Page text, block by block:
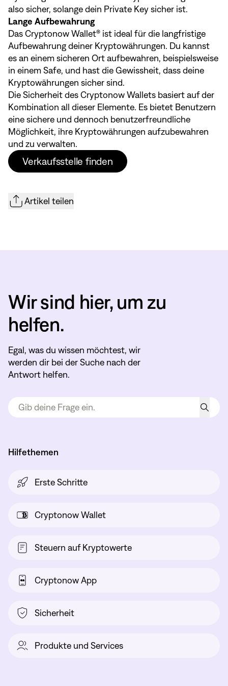
also sicher, solange dein Private Key sicher ist.
Lange Aufbewahrung
Das Cryptonow Wallet® ist ideal für die langfristige
Aufbewahrung deiner Kryptowährungen. Du kannst
es an einem sicheren Ort aufbewahren, beispielsweise
in einem Safe, und hast die Gewissheit, dass deine
Kryptowährungen sicher sind.
Die Sicherheit des Cryptonow Wallets basiert auf der
Kombination all dieser Elemente. Es bietet Benutzern
eine sichere und dennoch benutzerfreundliche
Möglichkeit, ihre Kryptowährungen aufzubewahren
und zu verwalten.
Verkaufsstelle finden
Artikel teilen
Wir sind hier, um zu
helfen.
Egal, was du wissen möchtest, wir
werden dir bei der Suche nach der
Antwort helfen.
Hilfethemen
Erste Schritte
Cryptonow Wallet
Steuern auf Kryptowerte
Cryptonow App
Sicherheit
Produkte und Services